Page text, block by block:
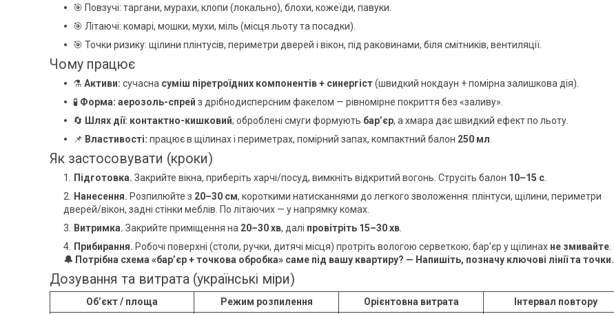
🎯 Повзучі: таргани, мурахи, клопи (локально), блохи, кожеїди, павуки.
🎯 Літаючі: комарі, мошки, мухи, міль (місця льоту та посадки).
🎯 Точки ризику: щілини плінтусів, периметри дверей і вікон, під раковинами, біля смітників, вентиляції.
Чому працює
⚗️ Активи: сучасна суміш піретроїдних компонентів + синергіст(швидкий нокдаун + помірна залишкова дія).
🧪 Форма: аерозоль-спрей з дрібнодисперсним факелом — рівномірне покриття без «заливу».
🔄 Шлях дії: контактно-кишковий; оброблені смуги формують бар’єр, а хмара дає швидкий ефект по льоту.
📌 Властивості: працює в щілинах і периметрах, помірний запах, компактний балон 250 мл
Як застосовувати (кроки)
Підготовка. Закрийте вікна, приберіть харчі/посуд, вимкніть відкритий вогонь. Струсіть балон 10–15 с
Нанесення. Розпилюйте з 20–30 см, короткими натисканнями до легкого зволоження: плінтуси, щілини, периметри
дверей/вікон, задні стінки меблів. По літаючих — у напрямку комах.
Витримка. Закрийте приміщення на 20–30 хв, далі провітріть 15–30 хв
Прибирання. Робочі поверхні (столи, ручки, дитячі місця) протріть вологою серветкою; бар’єр у щілинах не змивайте
🔔 Потрібна схема «бар’єр + точкова обробка» саме під вашу квартиру? — Напишіть, позначу ключові лінії та точки.
Дозування та витрата (українські міри)
Об’єкт / площа Режим розпилення Орієнтовна витрата
Інтервал повтору